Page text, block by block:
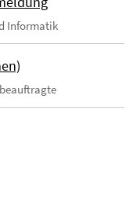
Informatik